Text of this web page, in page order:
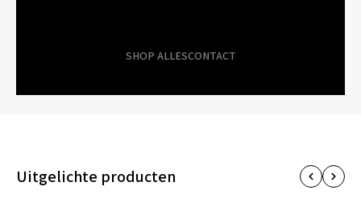
SHOP ALLESCONTACT
Uitgelichte producten